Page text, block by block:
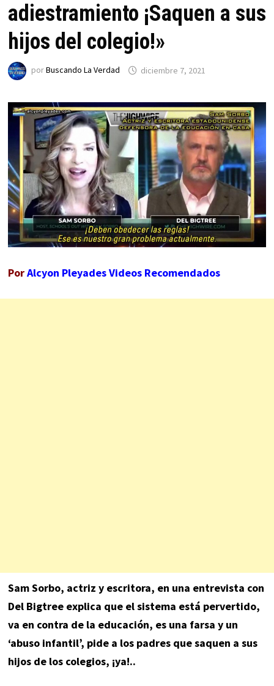
adiestramiento ¡Saquen a sus
hijos del colegio!»
porBuscando La Verdad diciembre 7, 2021
PorAlcyon Pleyades Videos Recomendados
Sam Sorbo, actriz y escritora, en una entrevista con
Del Bigtree explica que el sistema está pervertido,
va en contra de la educación, es una farsa y un
‘abuso infantil’, pide a los padres que saquen a sus
hijos de los colegios, ¡ya!..